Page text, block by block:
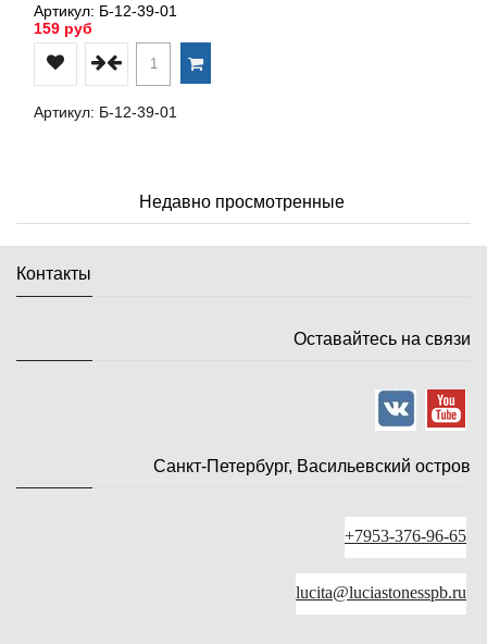
Артикул: Б-12-39-01
159 руб
Артикул: Б-12-39-01
Недавно просмотренные
Контакты
Оставайтесь на связи
Санкт-Петербург, Васильевский остров
+7953-376-96-65
lucita@luciastonesspb.ru